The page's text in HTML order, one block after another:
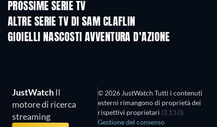
PROSSIME SERIE TV
Stagione 2
ALTRE SERIE TV DI SAM CLAFLIN
TV
GIOIELLI NASCOSTI AVVENTURA D'AZIONE
JustWatch Il
motore di ricerca
streaming
© 2026 JustWatch Tutti i contenuti
esterni rimangono di proprietà dei
rispettivi proprietari (3.13.0)
Gestione del consenso